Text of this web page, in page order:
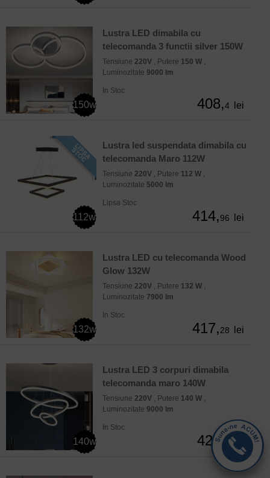
150w
Lustra LED dimabila cu
telecomanda 3 functii silver 150W
Tensiune 220V , Putere 150 W ,
Luminozitate 9000 lm
In Stoc
408,4 lei
112w
Lustra led suspendata dimabila cu
telecomanda Maro 112W
Tensiune 220V , Putere 112 W ,
Luminozitate 5000 lm
Lipsa Stoc
414,96 lei
132w
Lustra LED cu telecomanda Wood
Glow 132W
Tensiune 220V , Putere 132 W ,
Luminozitate 7900 lm
In Stoc
417,28 lei
140w
Lustra LED 3 corpuri dimabila
telecomanda maro 140W
Tensiune 220V , Putere 140 W ,
Luminozitate 9000 lm
In Stoc
423, 5 lei